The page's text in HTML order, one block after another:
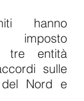
hanno
imposto
tre entità
sulle
Nord e